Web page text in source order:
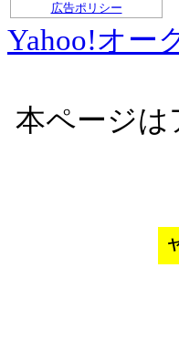
広告ポリシー
Yahoo!オー
本ページ